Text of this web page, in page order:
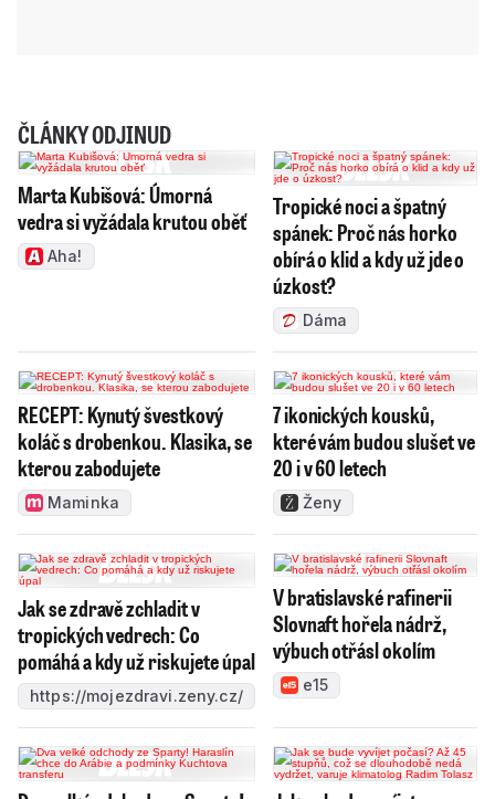
ČLÁNKY ODJINUD
Marta Kubišová: Úmorná
vedra si vyžádala krutou oběť
Aha!
Tropické noci a špatný
spánek: Proč nás horko
obírá o klid a kdy už jde o
úzkost?
Dáma
RECEPT: Kynutý švestkový
koláč s drobenkou. Klasika, se
kterou zabodujete
Maminka
7 ikonických kousků,
které vám budou slušet ve
20 i v 60 letech
Ženy
Jak se zdravě zchladit v
tropických vedrech: Co
pomáhá a kdy už riskujete úpal
https://mojezdravi.zeny.cz/
V bratislavské rafinerii
Slovnaft hořela nádrž,
výbuch otřásl okolím
e15